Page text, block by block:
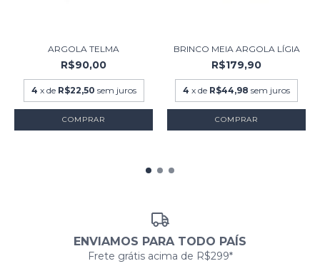
ARGOLA TELMA
R$90,00
4 x de R$22,50 sem juros
COMPRAR
BRINCO MEIA ARGOLA LÍGIA
R$179,90
4 x de R$44,98 sem juros
COMPRAR
ENVIAMOS PARA TODO PAÍS
Frete grátis acima de R$299*